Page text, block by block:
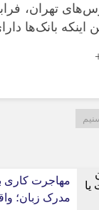
اینکه بانک‌ها
مهاجرت کاری
مدرک زبان؛